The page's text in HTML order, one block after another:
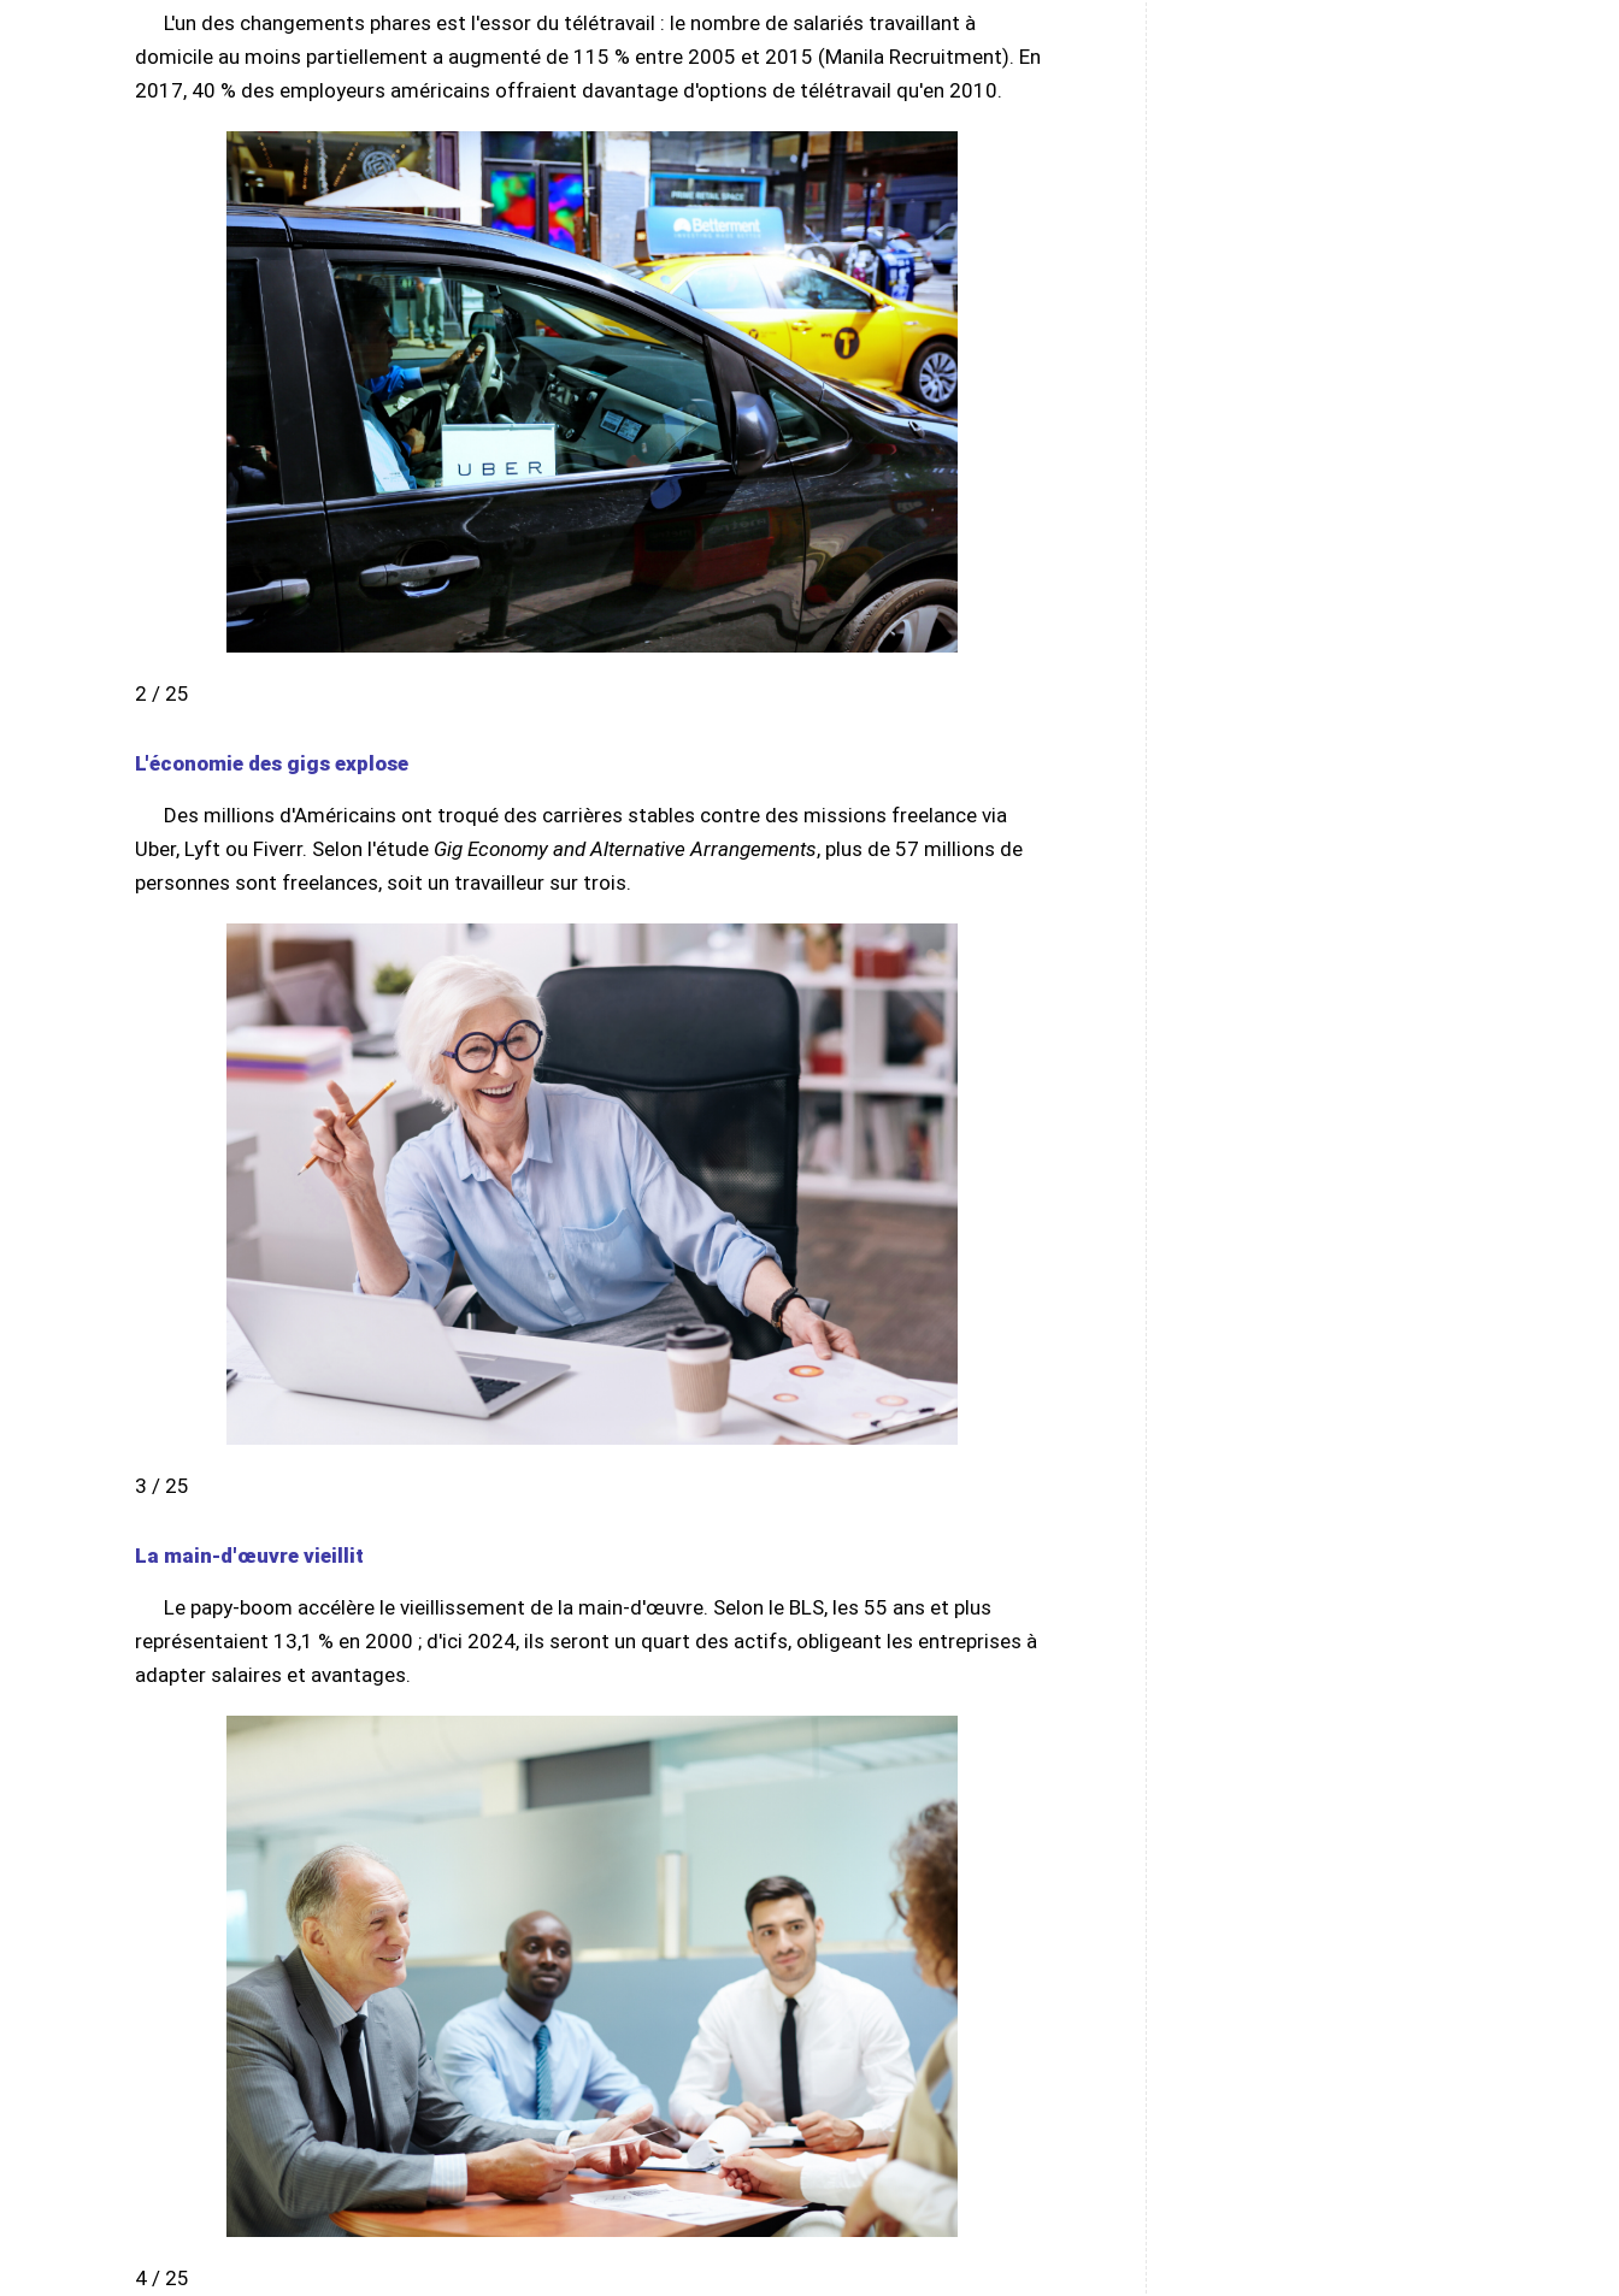
L'un des changements phares est l'essor du télétravail : le nombre de salariés travaillant à
domicile au moins partiellement a augmenté de 115 % entre 2005 et 2015 (Manila Recruitment). En
2017, 40 % des employeurs américains offraient davantage d'options de télétravail qu'en 2010.
2 / 25
L'économie des gigs explose
Des millions d'Américains ont troqué des carrières stables contre des missions freelance via
Uber, Lyft ou Fiverr. Selon l'étude Gig Economy and Alternative Arrangements, plus de 57 millions de
personnes sont freelances, soit un travailleur sur trois.
3 / 25
La main-d'œuvre vieillit
Le papy-boom accélère le vieillissement de la main-d'œuvre. Selon le BLS, les 55 ans et plus
représentaient 13,1 % en 2000 ; d'ici 2024, ils seront un quart des actifs, obligeant les entreprises à
adapter salaires et avantages.
4 / 25